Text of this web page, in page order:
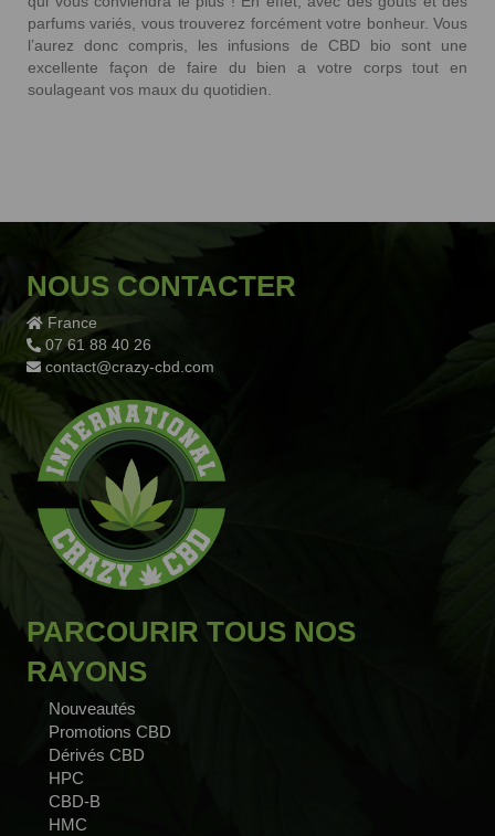
parfums variés, vous trouverez forcément votre bonheur. Vous
l’aurez donc compris, les infusions de CBD bio sont une
excellente façon de faire du bien a votre corps tout en
soulageant vos maux du quotidien.
NOUS CONTACTER
France
07 61 88 40 26
contact@crazy-cbd.com
PARCOURIR TOUS NOS
RAYONS
Nouveautés
Promotions CBD
Dérivés CBD
HPC
CBD-B
HMC